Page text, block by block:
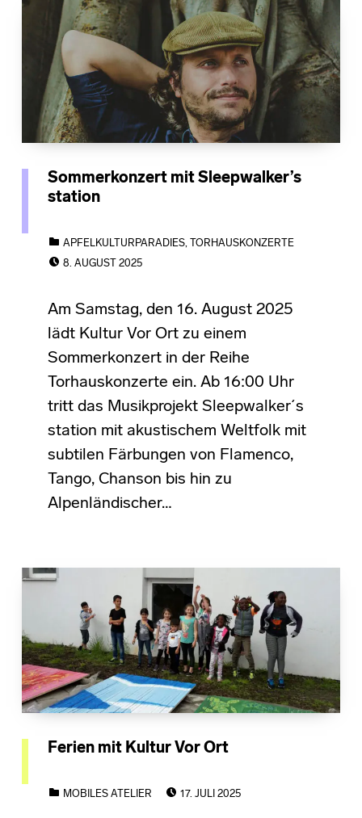
Sommerkonzert mit Sleepwalker’s
station
APFELKULTURPARADIES,
TORHAUSKONZERTE
8. AUGUST 2025
Am Samstag, den 16. August 2025
lädt Kultur Vor Ort zu einem
Sommerkonzert in der Reihe
Torhauskonzerte ein. Ab 16:00 Uhr
tritt das Musikprojekt Sleepwalker´s
station mit akustischem Weltfolk mit
subtilen Färbungen von Flamenco,
Tango, Chanson bis hin zu
Alpenländischer…
Ferien mit Kultur Vor Ort
MOBILES ATELIER
17. JULI 2025